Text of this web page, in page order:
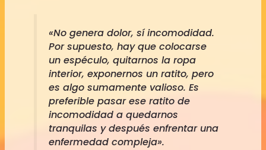
«No genera dolor, sí incomodidad.
Por supuesto, hay que colocarse
un espéculo, quitarnos la ropa
interior, exponernos un ratito, pero
es algo sumamente valioso. Es
preferible pasar ese ratito de
incomodidad a quedarnos
tranquilas y después enfrentar una
enfermedad compleja».